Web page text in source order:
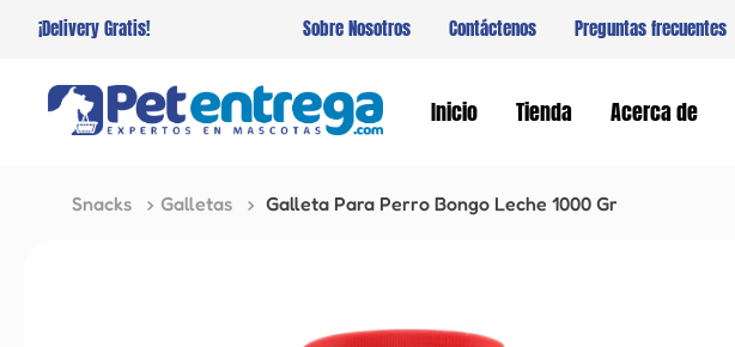
¡Delivery Gratis! Sobre Nosotros Contáctenos Preguntas frecuentes
Inicio Tienda Acerca de
Snacks Galletas Galleta Para Perro Bongo Leche 1000 Gr